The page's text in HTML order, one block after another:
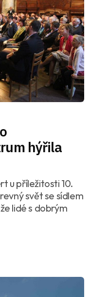
hýřila
u příležitosti 10.
svět se sídlem
lidé s dobrým